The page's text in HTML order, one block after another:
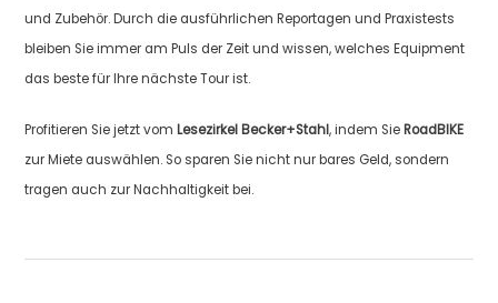
und Zubehör. Durch die ausführlichen Reportagen und Praxistests
bleiben Sie immer am Puls der Zeit und wissen, welches Equipment
das beste für Ihre nächste Tour ist.
Profitieren Sie jetzt vom Lesezirkel Becker+Stahl, indem Sie RoadBIKE
zur Miete auswählen. So sparen Sie nicht nur bares Geld, sondern
tragen auch zur Nachhaltigkeit bei.